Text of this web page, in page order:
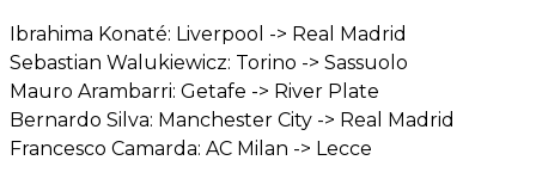
Ibrahima Konaté: Liverpool -> Real Madrid
Sebastian Walukiewicz: Torino -> Sassuolo
Mauro Arambarri: Getafe -> River Plate
Bernardo Silva: Manchester City -> Real Madrid
Francesco Camarda: AC Milan -> Lecce